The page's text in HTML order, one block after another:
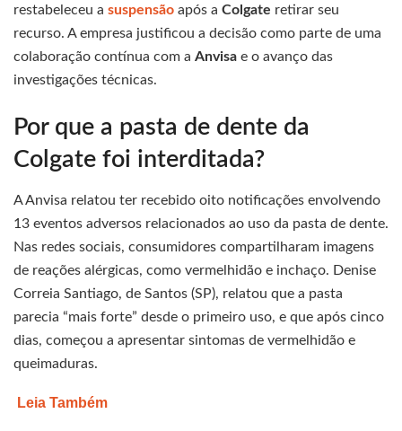
restabeleceu a suspensão após a Colgate retirar seu
recurso. A empresa justificou a decisão como parte de uma
colaboração contínua com a Anvisa e o avanço das
investigações técnicas.
Por que a pasta de dente da
Colgate foi interditada?
A Anvisa relatou ter recebido oito notificações envolvendo
13 eventos adversos relacionados ao uso da pasta de dente.
Nas redes sociais, consumidores compartilharam imagens
de reações alérgicas, como vermelhidão e inchaço. Denise
Correia Santiago, de Santos (SP), relatou que a pasta
parecia “mais forte” desde o primeiro uso, e que após cinco
dias, começou a apresentar sintomas de vermelhidão e
queimaduras.
Leia Também